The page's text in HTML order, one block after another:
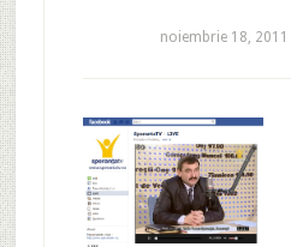
noiembrie 18, 2011